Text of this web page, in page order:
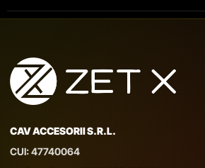
CAV ACCESORII S.R.L.
CUI: 47740064